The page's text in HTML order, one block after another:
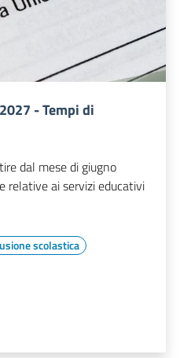
- Tempi di
dal mese di giugno
relative ai servizi educativi
scolastica